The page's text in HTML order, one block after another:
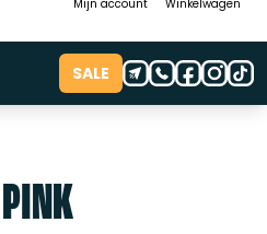
Mijn account Winkelwagen
SALE
PINK